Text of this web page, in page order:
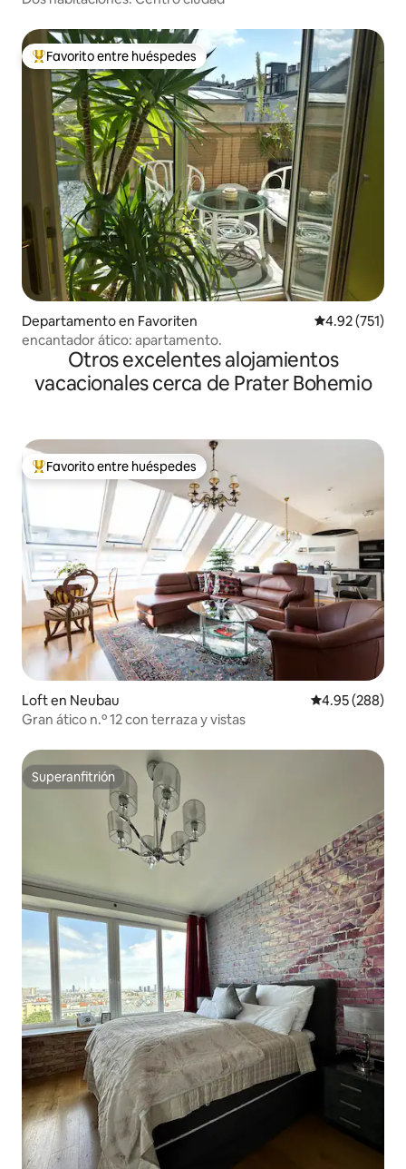
De los mejores en Favorito entre huéspedes
Favorito entre huéspedes
Departamento en Favoriten Calificación
4.92 (751)
encantador ático: apartamento.
Otros excelentes alojamientos
vacacionales cerca de Prater Bohemio
De los mejores en Favorito entre huéspedes
Favorito entre huéspedes
Loft en Neubau Calificación
4.95 (288)
Gran ático n.º 12 con terraza y vistas
Superanfitrión
Superanfitrión